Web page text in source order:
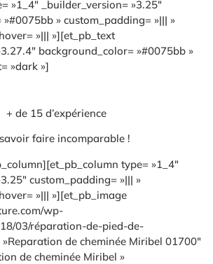
»1_4″ _builder_version= »3.25″
» custom_padding= »||| »
»||| »][et_pb_text
background_color= »#0075bb »
»dark »]
+ de 15 d’expérience
faire incomparable !
type= »1_4″
custom_padding= »||| »
»||| »][et_pb_image
wp-
03/réparation-de-pied-de-
de cheminée Miribel 01700″
de cheminée Miribel »